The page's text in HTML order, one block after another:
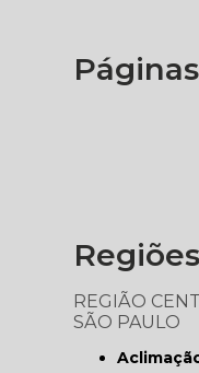
REGIÃO
SÃO PAULO